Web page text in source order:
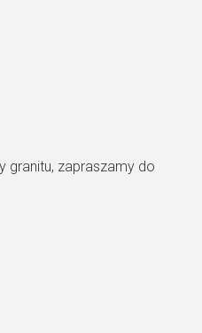
granitu, zapraszamy do